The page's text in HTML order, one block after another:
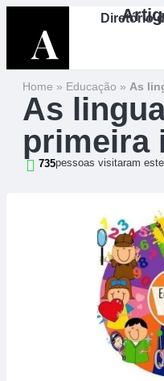
Diretório
Home » Educação » As
As
primeira
735pessoas visitaram